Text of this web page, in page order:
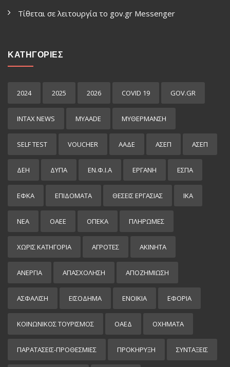
Τίθεται σε λειτουργία το gov.gr Μessenger
ΚΑΤΗΓΟΡΙΕΣ
2024 2025 2026 COVID 19 GOV.GR
INTAX NEWS MYAADE MYΘΈΡΜΑΝΣΗ
SELF TEST VOUCHER ΑΑΔΕ ΑΣΕΠ ΑΣΕΠ
ΔΕΗ ΔΥΠΑ ΕΝ.Φ.Ι.Α ΕΡΓΑΝΗ ΕΣΠΑ
ΕΦΚΑ ΕΠΙΔΌΜΑΤΑ ΘΕΣΕΙΣ ΕΡΓΑΣΙΑΣ ΙΚΑ
ΝΕΑ ΟΑΕΕ ΟΠΕΚΑ ΠΛΗΡΩΜΕΣ
ΧΩΡΊΣ ΚΑΤΗΓΟΡΊΑ ΑΓΡΟΤΕΣ ΑΚΙΝΗΤΑ
ΑΝΕΡΓΙΑ ΑΠΑΣΧΟΛΗΣΗ ΑΠΟΖΗΜΙΩΣΗ
ΑΣΦΑΛΙΣΗ ΕΙΣΌΔΗΜΑ ΕΝΟΙΚΙΑ ΕΦΟΡΙΑ
ΚΟΙΝΩΝΙΚΟΣ ΤΟΥΡΙΣΜΟΣ ΟΑΕΔ ΟΧΗΜΑΤΑ
ΠΑΡΑΤΑΣΕΙΣ-ΠΡΟΘΕΣΜΙΕΣ ΠΡΟΚΉΡΥΞΗ ΣΥΝΤΑΞΕΙΣ